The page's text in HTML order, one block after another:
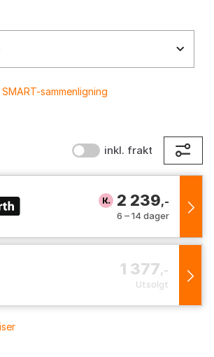
sammenligning
inkl. frakt
2 239,-
6 – 14 dager
1 377,-
Utsolgt